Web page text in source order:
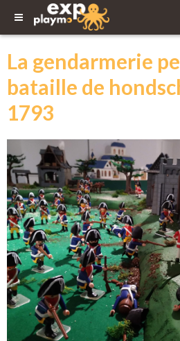
La gendarmerie
bataille de
1793